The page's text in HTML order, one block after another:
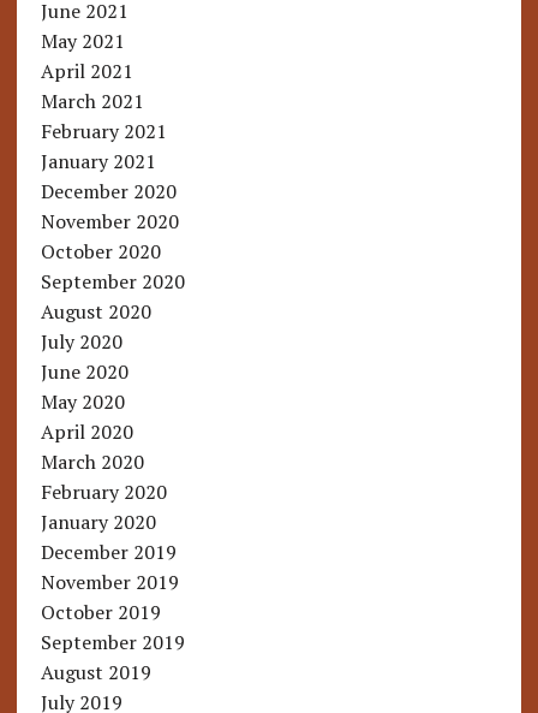
June 2021
May 2021
April 2021
March 2021
February 2021
January 2021
December 2020
November 2020
October 2020
September 2020
August 2020
July 2020
June 2020
May 2020
April 2020
March 2020
February 2020
January 2020
December 2019
November 2019
October 2019
September 2019
August 2019
July 2019